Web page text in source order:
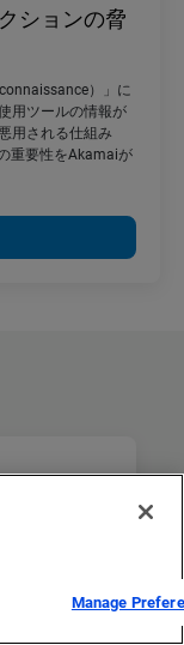
ションの脅
）」に
用ツールの情報が
用される仕組み
重要性をAkamaiが
Manage